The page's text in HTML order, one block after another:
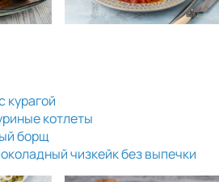
курагой
котлеты
борщ
чизкейк без выпечки